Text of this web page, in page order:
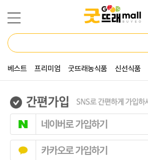
베스트 프리미엄 굿뜨래농식품 신선식품
네이버로 가입하기
카카오로 가입하기